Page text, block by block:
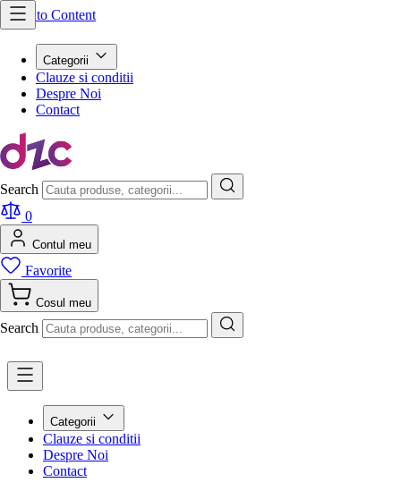
Skip to Content
Categorii
Clauze si conditii
Despre Noi
Contact
Search
0
Contul meu
Favorite
Cosul meu
Search
Categorii
Clauze si conditii
Despre Noi
Contact